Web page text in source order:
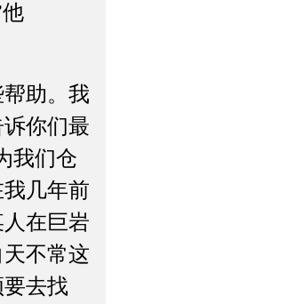
助。我
你们最
我们仓
几年前
在巨岩
不常这
去找